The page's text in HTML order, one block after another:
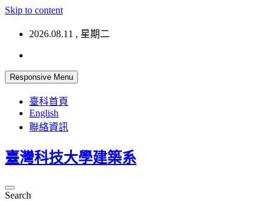
Skip to content
2026.08.11 , 星期二
Responsive Menu
臺科首頁
English
聯絡資訊
臺灣科技大學建築系
Search